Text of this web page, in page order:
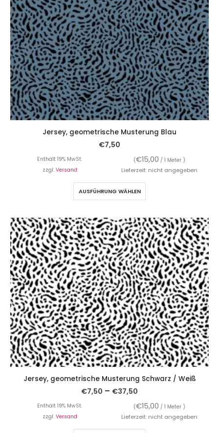
Jersey, geometrische Musterung Blau
€7,50
Enthält 19% MwSt. (€15,00 / 1 Meter )
zzgl. Versand Lieferzeit: nicht angegeben
AUSFÜHRUNG WÄHLEN
Jersey, geometrische Musterung Schwarz / Weiß
€7,50 – €37,50
Enthält 19% MwSt. (€15,00 / 1 Meter )
zzgl. Versand Lieferzeit: nicht angegeben